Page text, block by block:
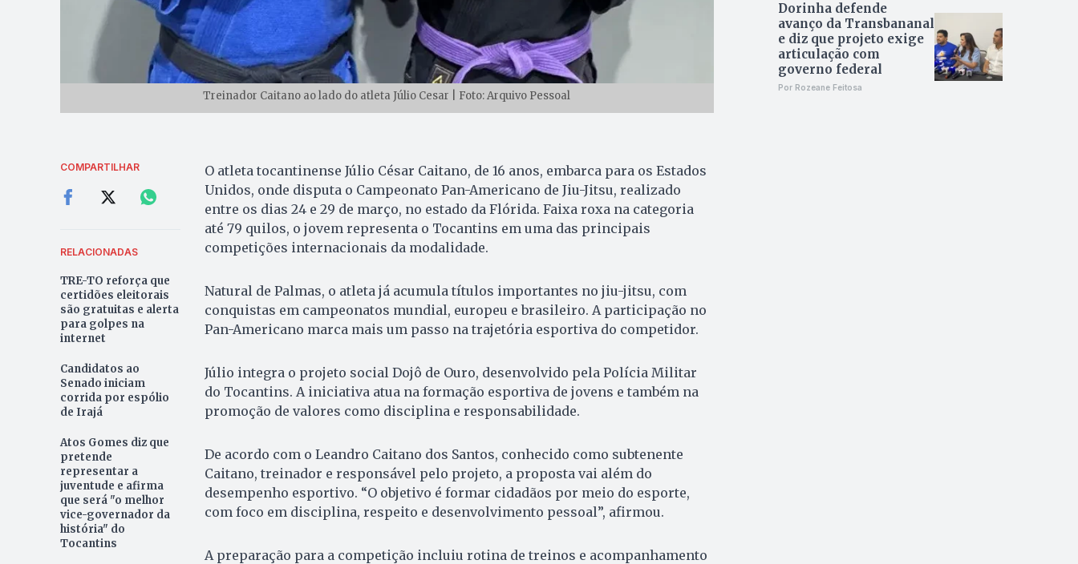
Treinador Caitano ao lado do atleta Júlio Cesar | Foto: Arquivo Pessoal
COMPARTILHAR
RELACIONADAS
TRE-TO reforça que
certidões eleitorais
são gratuitas e alerta
para golpes na
internet
Candidatos ao
Senado iniciam
corrida por espólio
de Irajá
Atos Gomes diz que
pretende
representar a
juventude e afirma
que será "o melhor
vice-governador da
história" do
Tocantins
O atleta tocantinense Júlio César Caitano, de 16 anos, embarca para os Estados
Unidos, onde disputa o Campeonato Pan-Americano de Jiu-Jitsu, realizado
entre os dias 24 e 29 de março, no estado da Flórida. Faixa roxa na categoria
até 79 quilos, o jovem representa o Tocantins em uma das principais
competições internacionais da modalidade.
Natural de Palmas, o atleta já acumula títulos importantes no jiu-jitsu, com
conquistas em campeonatos mundial, europeu e brasileiro. A participação no
Pan-Americano marca mais um passo na trajetória esportiva do competidor.
Júlio integra o projeto social Dojô de Ouro, desenvolvido pela Polícia Militar
do Tocantins. A iniciativa atua na formação esportiva de jovens e também na
promoção de valores como disciplina e responsabilidade.
De acordo com o Leandro Caitano dos Santos, conhecido como subtenente
Caitano, treinador e responsável pelo projeto, a proposta vai além do
desempenho esportivo. “O objetivo é formar cidadãos por meio do esporte,
com foco em disciplina, respeito e desenvolvimento pessoal”, afirmou.
A preparação para a competição incluiu rotina de treinos e acompanhamento
Dorinha defende
avanço da Transbananal
e diz que projeto exige
articulação com
governo federal
Por Rozeane Feitosa